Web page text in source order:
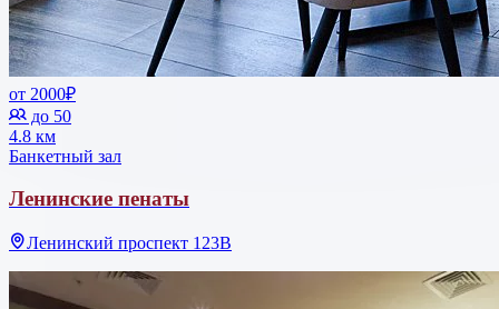
от 2000₽
до 50
4.8 км
Банкетный зал
Ленинские пенаты
Ленинский проспект 123В